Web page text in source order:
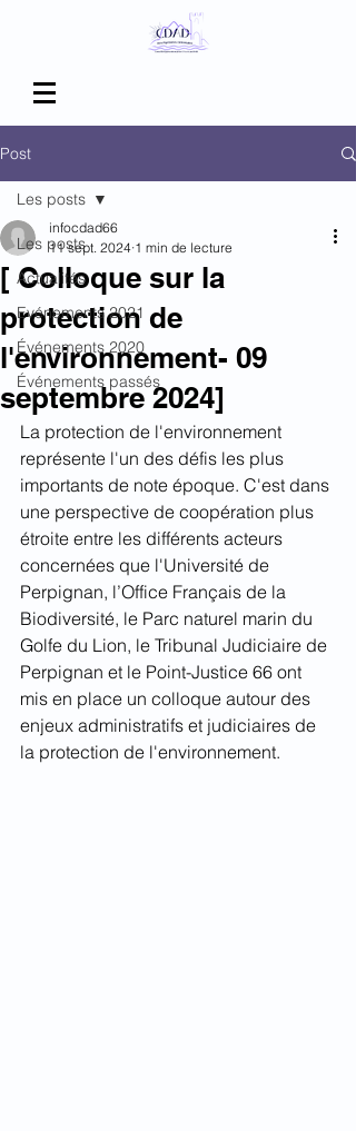
Post
Les posts
Actualités
Evénements 2021
Événements 2020
Événements passés
Les posts
[ Colloque sur la
protection de
l'environnement- 09
septembre 2024]
infocdad66
11 sept. 2024 1 min de lecture
La protection de l'environnement
représente l'un des défis les plus
importants de note époque. C'est dans
une perspective de coopération plus
étroite entre les différents acteurs
concernées que l'Université de
Perpignan, l’Office Français de la
Biodiversité, le Parc naturel marin du
Golfe du Lion, le Tribunal Judiciaire de
Perpignan et le Point-Justice 66 ont
mis en place un colloque autour des
enjeux administratifs et judiciaires de
la protection de l'environnement.